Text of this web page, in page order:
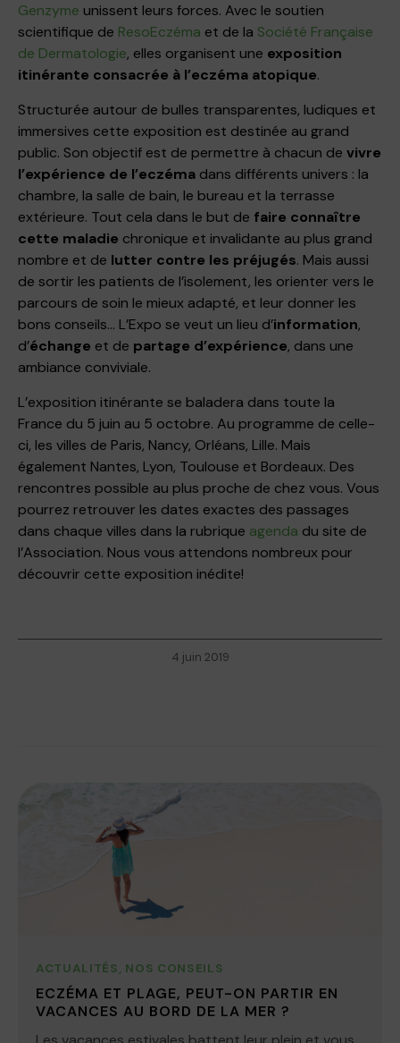
Genzyme unissent leurs forces. Avec le soutien
scientifique de ResoEczéma et de la Société Française
de Dermatologie, elles organisent une exposition
itinérante consacrée à l’eczéma atopique.
Structurée autour de bulles transparentes, ludiques et
immersives cette exposition est destinée au grand
public. Son objectif est de permettre à chacun de vivre
l’expérience de l’eczéma dans différents univers : la
chambre, la salle de bain, le bureau et la terrasse
extérieure. Tout cela dans le but de faire connaître
cette maladie chronique et invalidante au plus grand
nombre et de lutter contre les préjugés. Mais aussi
de sortir les patients de l’isolement, les orienter vers le
parcours de soin le mieux adapté, et leur donner les
bons conseils… L’Expo se veut un lieu d’information,
d’échange et de partage d’expérience, dans une
ambiance conviviale.
L’exposition itinérante se baladera dans toute la
France du 5 juin au 5 octobre. Au programme de celle-
ci, les villes de Paris, Nancy, Orléans, Lille. Mais
également Nantes, Lyon, Toulouse et Bordeaux. Des
rencontres possible au plus proche de chez vous. Vous
pourrez retrouver les dates exactes des passages
dans chaque villes dans la rubrique agenda du site de
l’Association. Nous vous attendons nombreux pour
découvrir cette exposition inédite!
4 juin 2019
ACTUALITÉS, NOS CONSEILS
ECZÉMA ET PLAGE, PEUT-ON PARTIR EN
VACANCES AU BORD DE LA MER ?